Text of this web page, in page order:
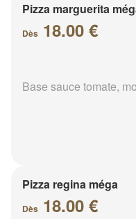
Pizza marguerita
Dès 18.00 €
Base sauce tomate,
Pizza regina méga
Dès 18.00 €